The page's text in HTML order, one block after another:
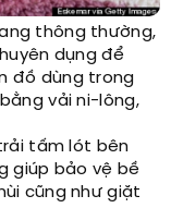
thông thường,
dụng để
đồ dùng trong
vải ni-lông,
tấm lót bên
giúp bảo vệ bề
cũng như giặt